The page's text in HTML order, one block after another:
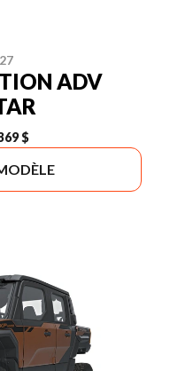
ADV
$